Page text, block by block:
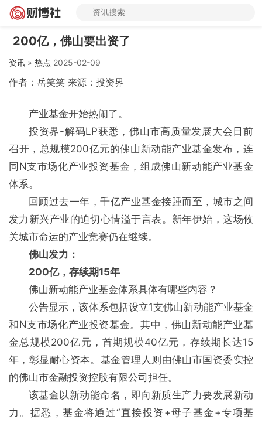
200亿，佛山要出资了
资讯 » 热点 2025-02-09
作者：岳笑笑 来源：投资界
产业基金开始热闹了。
投资界-解码LP获悉，佛山市高质量发展大会日前
召开，总规模200亿元的佛山新动能产业基金发布，连
同N支市场化产业投资基金，组成佛山新动能产业基金
体系。
回顾过去一年，千亿产业基金接踵而至，城市之间
发力新兴产业的迫切心情溢于言表。新年伊始，这场攸
关城市命运的产业竞赛仍在继续。
佛山发力：
200亿，存续期15年
佛山新动能产业基金体系具体有哪些内容？
公告显示，该体系包括设立1支佛山新动能产业基金
和N支市场化产业投资基金。其中，佛山新动能产业基
金总规模200亿元，首期规模40亿元，存续期长达15
年，彰显耐心资本。基金管理人则由佛山市国资委实控
的佛山市金融投资控股有限公司担任。
该基金以新动能命名，即向新质生产力要发展新动
力。据悉，基金将通过“直接投资+母子基金+专项基